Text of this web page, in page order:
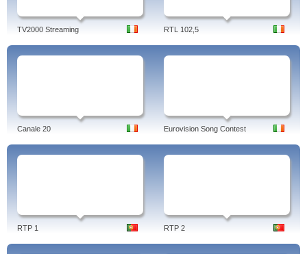
TV2000 Streaming RTL 102,5
Canale 20 Eurovision Song Contest
RTP 1 RTP 2